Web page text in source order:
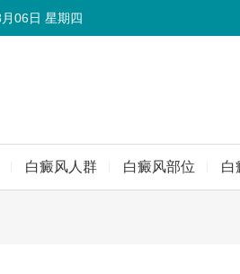
06日 星期四
白癜风人群 白癜风部位 白